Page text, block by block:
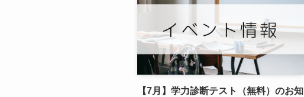
【7月】学力診断テスト（無料）のお知